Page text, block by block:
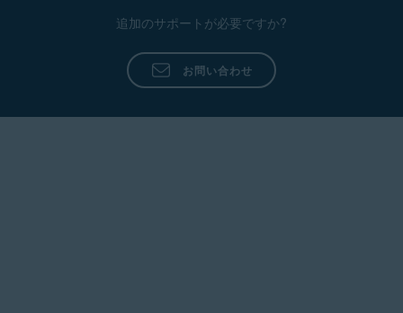
追加のサポートが必要ですか?
お問い合わせ